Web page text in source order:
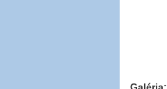
Galéria: